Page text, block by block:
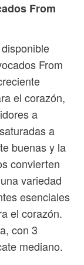
From
From
el corazón,
a
a
buenas y la
convierten
variedad
esenciales
el corazón.
con 3
mediano.